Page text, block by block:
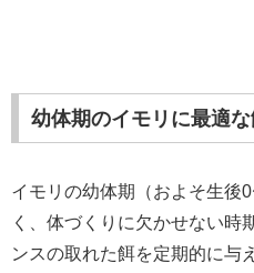
幼体期のイモリに最適
イモリの幼体期（およそ生後
く、体づくりに欠かせない時
ンスの取れた餌を定期的に与